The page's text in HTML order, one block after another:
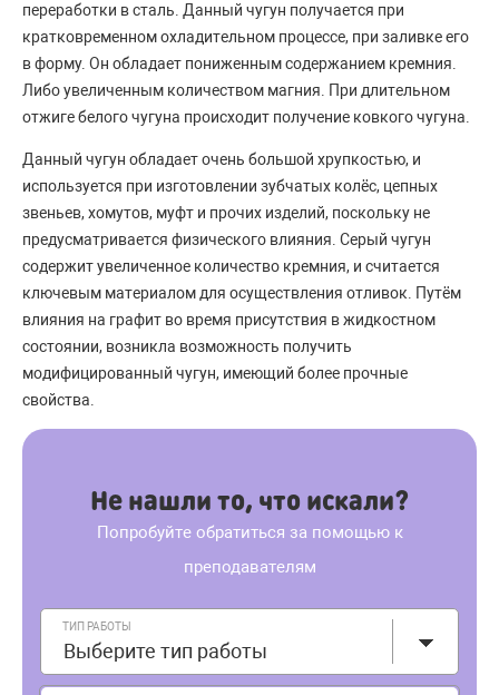
переработки в сталь. Данный чугун получается при
кратковременном охладительном процессе, при заливке его
в форму. Он обладает пониженным содержанием кремния.
Либо увеличенным количеством магния. При длительном
отжиге белого чугуна происходит получение ковкого чугуна.
Данный чугун обладает очень большой хрупкостью, и
используется при изготовлении зубчатых колёс, цепных
звеньев, хомутов, муфт и прочих изделий, поскольку не
предусматривается физического влияния. Серый чугун
содержит увеличенное количество кремния, и считается
ключевым материалом для осуществления отливок. Путём
влияния на графит во время присутствия в жидкостном
состоянии, возникла возможность получить
модифицированный чугун, имеющий более прочные
свойства.
Не нашли то, что искали?
Попробуйте обратиться за помощью к
преподавателям
ТИП РАБОТЫ
Выберите тип работы